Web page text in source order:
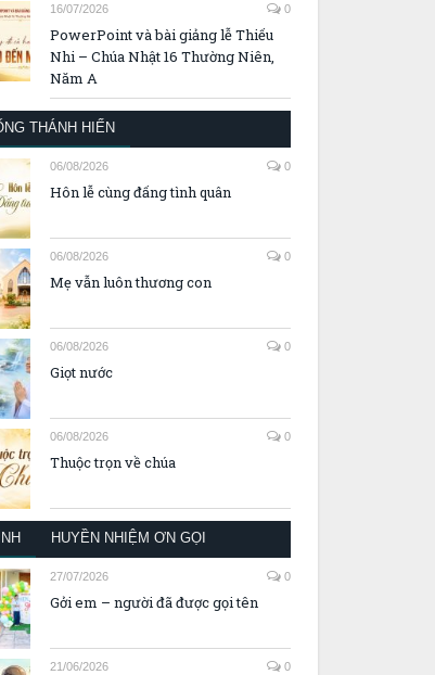
16/07/2026 0
PowerPoint và bài giảng lễ Thiếu
Nhi – Chúa Nhật 16 Thường Niên,
Năm A
THÁNH HIẾN
06/08/2026 0
Hôn lễ cùng đấng tình quân
06/08/2026 0
Mẹ vẫn luôn thương con
06/08/2026 0
Giọt nước
06/08/2026 0
Thuộc trọn về chúa
HUYỀN NHIỆM ƠN GỌI
27/07/2026 0
Gởi em – người đã được gọi tên
21/06/2026 0